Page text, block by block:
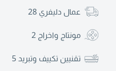
عمال دليفري 28
مونتاج واخراج 2
تقنيين تكييف وتبريد5